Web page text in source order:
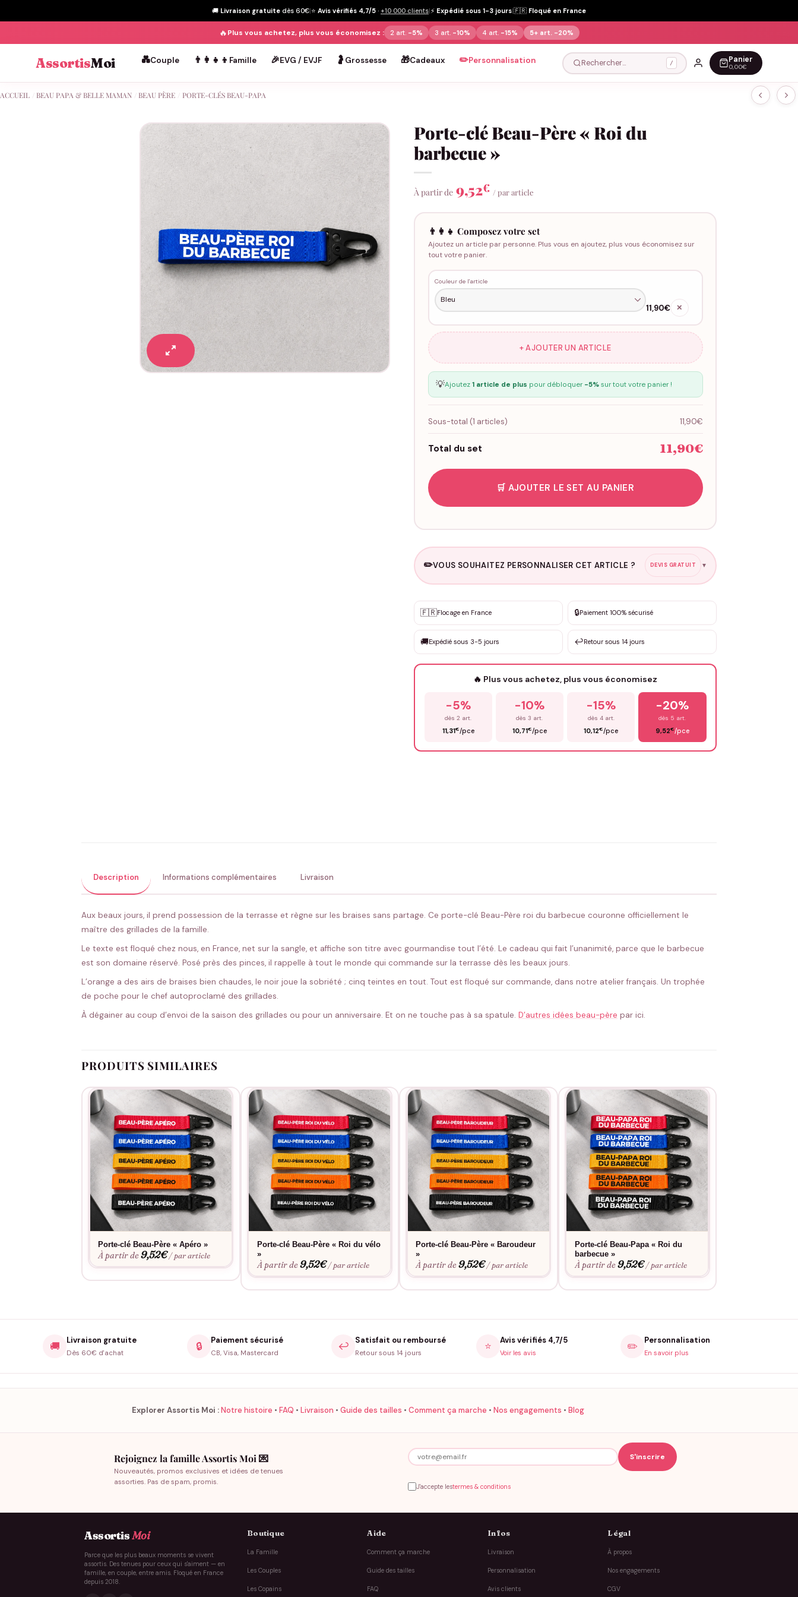
🚚 Livraison gratuite dès 60€|⭐ Avis vérifiés 4,7/5 · +10 000 clients|⚡ Expédié sous 1-3 jours|🇫🇷 Floqué en France
🔥Plus vous achetez, plus vous économisez : 2 art. -5% 3 art. -10% 4 art. -15% 5+ art. -20%
AssortisMoi 💑Couple 👨‍👩‍👧‍👦 Famille 🎉EVG / EVJF 🤰 Grossesse 🎁Cadeaux ✏️Personnalisation Rechercher… / Panier
0,00€
ACCUEIL BEAU PAPA & BELLE MAMAN BEAU PÈRE PORTE-CLÉS BEAU-PAPA
Porte-clé Beau-Père « Roi du
barbecue »
À partir de 9,52€ / par article
👨‍👩‍👧 Composez votre set
Ajoutez un article par personne. Plus vous en ajoutez, plus vous économisez sur
tout votre panier.
Couleur de l'article
11,90€ ✕
+ AJOUTER UN ARTICLE
💡Ajoutez 1 article de plus pour débloquer -5%sur tout votre panier !
Sous-total (1 articles) 11,90€
Total du set 11,90€
🛒 AJOUTER LE SET AU PANIER
✏️VOUS SOUHAITEZ PERSONNALISER CET ARTICLE ? DEVIS GRATUIT ▼
✨ Personnalisation sur mesure
DEVIS GRATUIT · Personnalisation de 3 à 10€ selon la demande
Que souhaitez-vous ?
🇫🇷Flocage en France 🔒Paiement 100% sécurisé
🚚Expédié sous 3-5 jours ↩️Retour sous 14 jours
🔥 Plus vous achetez, plus vous économisez
-5%
dès 2 art.
11,31€/pce
-10%
dès 3 art.
10,71€/pce
-15%
dès 4 art.
10,12€/pce
-20%
dès 5 art.
9,52€/pce
Description Informations complémentaires Livraison
Aux beaux jours, il prend possession de la terrasse et règne sur les braises sans partage. Ce porte-clé Beau-Père roi du barbecue couronne officiellement le
maître des grillades de la famille.
Le texte est floqué chez nous, en France, net sur la sangle, et affiche son titre avec gourmandise tout l’été. Le cadeau qui fait l’unanimité, parce que le barbecue
est son domaine réservé. Posé près des pinces, il rappelle à tout le monde qui commande sur la terrasse dès les beaux jours.
L’orange a des airs de braises bien chaudes, le noir joue la sobriété ; cinq teintes en tout. Tout est floqué sur commande, dans notre atelier français. Un trophée
de poche pour le chef autoproclamé des grillades.
À dégainer au coup d’envoi de la saison des grillades ou pour un anniversaire. Et on ne touche pas à sa spatule. D’autres idées beau-père par ici.
PRODUITS SIMILAIRES
Porte-clé Beau-Père « Apéro »
À partir de9,52€ / par article
Porte-clé Beau-Père « Roi du vélo
»
À partir de9,52€ / par article
Porte-clé Beau-Père « Baroudeur
»
À partir de9,52€ / par article
Porte-clé Beau-Papa « Roi du
barbecue »
À partir de9,52€ / par article
🚚 Livraison gratuite
Dès 60€ d'achat
🔒 Paiement sécurisé
CB, Visa, Mastercard
↩️ Satisfait ou remboursé
Retour sous 14 jours
⭐ Avis vérifiés 4,7/5
Voir les avis ✏️ Personnalisation
En savoir plus
Explorer Assortis Moi :Notre histoire • FAQ • Livraison • Guide des tailles • Comment ça marche • Nos engagements • Blog
Rejoignez la famille Assortis Moi 💌
Nouveautés, promos exclusives et idées de tenues
assorties. Pas de spam, promis.
J'accepte lestermes & conditions
AssortisMoi
Parce que les plus beaux moments se vivent
assortis. Des tenues pour ceux qui s'aiment — en
famille, en couple, entre amis. Floqué en France
depuis 2018.
Boutique
La Famille
Les Couples
Les Copains
Aide
Comment ça marche
Guide des tailles
FAQ
Infos
Livraison
Personnalisation
Avis clients
Légal
À propos
Nos engagements
CGV